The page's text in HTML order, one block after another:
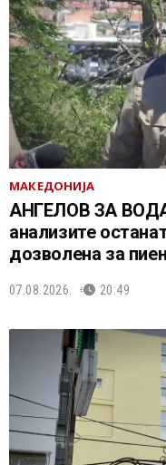
МАКЕДОНИЈА
АНГЕЛОВ ЗА
анализите
дозволена за
07.08.2026. 20:49